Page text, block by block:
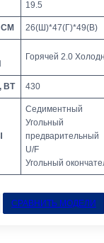
19.5
26(Ш)*47(Г)*49(В)
Горячей 2.0
ВТ 430
Седиментный
Угольный
предварительный
U/F
Угольный
СРАВНИТЬ МОДЕЛИ